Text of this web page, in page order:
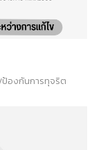
องกันการทุจริต